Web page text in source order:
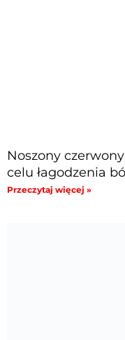
Noszony
celu łagodzenia
Przeczytaj więcej »